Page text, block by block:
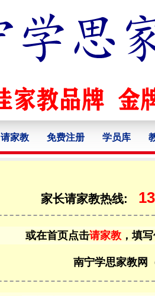
请家教 免费注册 学员库
家长请家教热线:
或在首页点击请家教 ，填
南宁学思家教网